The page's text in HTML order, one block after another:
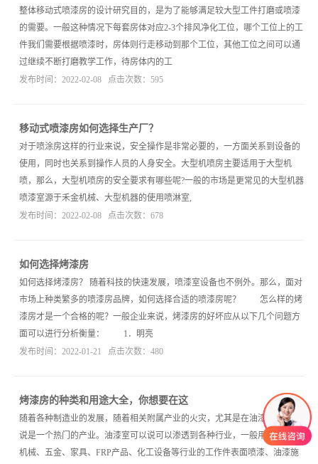
整体移动式喷漆房的设计研究目的，是为了能够满足较大型工件打磨或喷漆
的需要。一般这种情况下每套房体对应2-3个排风净化工位，哪个工位上的工
件我们需要根据喷漆时，房体则行走移动到那个工位，其他工位之间可以通
过继续不断打磨教学工作，待房体内的工
发布时间：2022-02-08 点击次数：595
移动式喷漆房如何选择生产厂？
对于喷涂房这样的行业来说，安全操作是非常必要的，一方面关系到设备的
使用，同时也关系到操作人员的人身安全。大型机喷房主要适用于大型机
喷，那么，大型机喷房的安全要求有哪些呢?一般的市场是更常见的大型机器
喷漆室源于禾金机械、大型机器的使用喷淋室,
发布时间：2022-02-08 点击次数：678
如何选择烤漆房
如何选择烤漆房？ 随着科技的快速发展，喷漆室设备也不例外。那么，面对
市场上种类繁多的喷漆房品牌，如何选择合适的喷漆房呢？ 怎么样的烤
漆房才是一个合格的呢？一般企业来说，烤漆房的好坏应从以下几个问题方
面可以进行分析衡量： 1．明亮
发布时间：2022-01-21 点击次数：480
烤漆房的种类和用途大全，你想要在这
随着各种制造业的发展，随着相关附属产业的火灾，尤其是在油漆室，可以
说是一个热门的产业。油漆室可以说可以渗透到各种行业，一般用作汽车、
机械、五金、家具、FRP产品、化工设备等行业的工作件表面喷漆、油漆施